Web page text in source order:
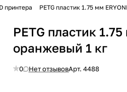
принтера PETG пластик 1.75 мм
PETG пластик
оранжевый 1 кг
0 Нет отзывовАрт.4488